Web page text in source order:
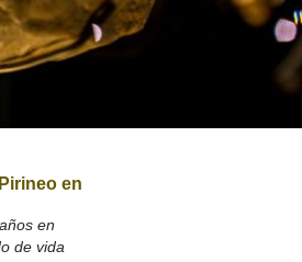
VISITA
en
en
de vida